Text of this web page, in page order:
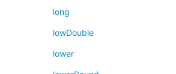
long
lowDouble
lower